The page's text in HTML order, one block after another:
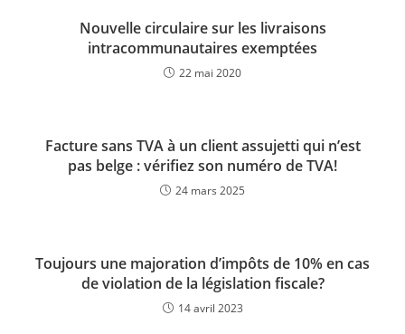
Nouvelle circulaire sur les livraisons
intracommunautaires exemptées
22 mai 2020
Facture sans TVA à un client assujetti qui n’est
pas belge : vérifiez son numéro de TVA!
24 mars 2025
Toujours une majoration d’impôts de 10% en cas
de violation de la législation fiscale?
14 avril 2023